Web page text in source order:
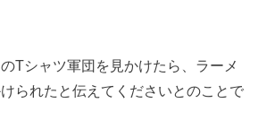
Tシャツ軍団を見かけたら、ラーメ
られたと伝えてくださいとのことで